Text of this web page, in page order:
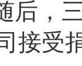
后，
接受